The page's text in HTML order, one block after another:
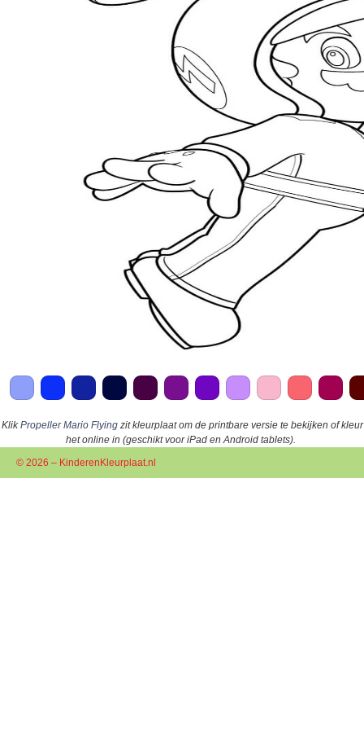
KlikPropeller Mario Flyingzit kleurplaat om de printbare versie te bekijken of kleur
het online in (geschikt voor iPad en Android tablets).
© 2026 – KinderenKleurplaat.nl